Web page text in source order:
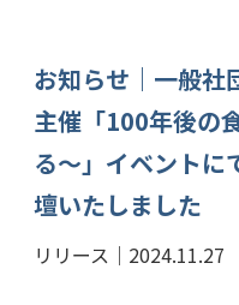
お知らせ｜一般社
主催「100年後の
る～」イベントに
壇いたしました
リリース｜2024.11.27